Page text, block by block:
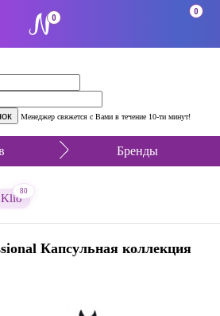
Менеджер свяжется с Вами в течение 10-ти минут!
0
0
Бренды
Klio
80
Капсульная коллекция